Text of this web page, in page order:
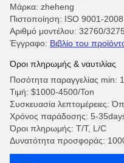
Μάρκα: zheheng
Πιστοποίηση: ISO 9001-2008
Αριθμό μοντέλου: 32760/
Έγγραφο: Βιβλίο του
Όροι πληρωμής & ναυτιλίας
Ποσότητα παραγγελίας min:
Τιμή: $1000-4500/Ton
Συσκευασία λεπτομέρειες:
Χρόνος παράδοσης: 5-
Όροι πληρωμής: T/T, L/C
Δυνατότητα προσφοράς: